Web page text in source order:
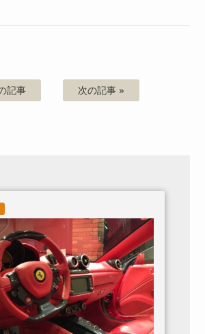
記事 次の記事 »